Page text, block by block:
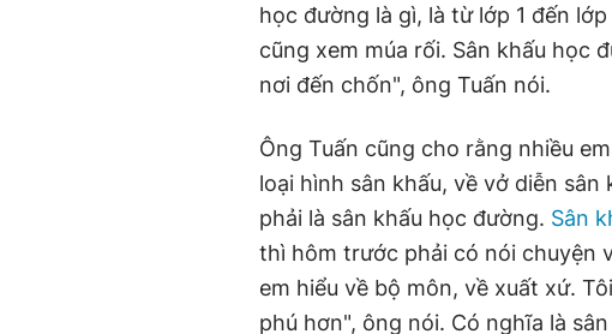
học đường là gì, là từ lớp 1 đến
cũng xem múa rối. Sân khấu học
nơi đến chốn", ông Tuấn nói.
Ông Tuấn cũng cho rằng nhiều
loại hình sân khấu, về vở diễn
phải là sân khấu học đường. Sân
thì hôm trước phải có nói chuyện
em hiểu về bộ môn, về xuất xứ.
phú hơn", ông nói. Có nghĩa là